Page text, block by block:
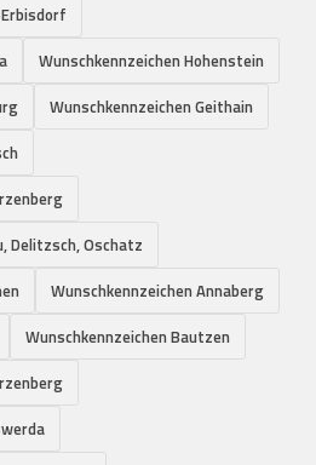
Wunschkennzeichen Hohenstein
Wunschkennzeichen Geithain
Delitzsch, Oschatz
Wunschkennzeichen Annaberg
Wunschkennzeichen Bautzen